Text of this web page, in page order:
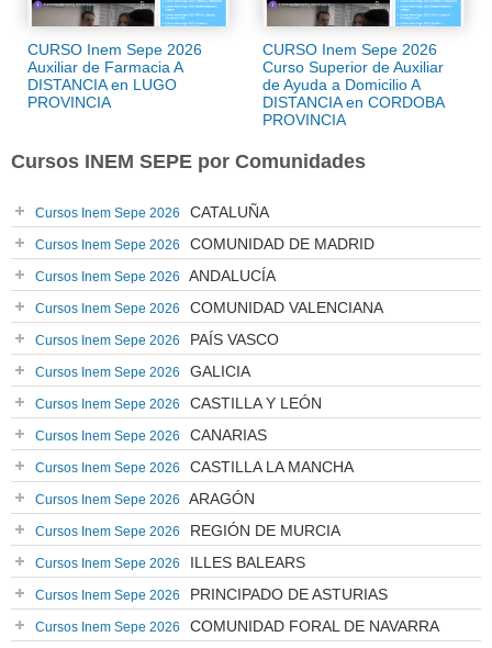
CURSO Inem Sepe 2026
Auxiliar de Farmacia A
DISTANCIA en LUGO
PROVINCIA
CURSO Inem Sepe 2026
Curso Superior de Auxiliar
de Ayuda a Domicilio A
DISTANCIA en CORDOBA
PROVINCIA
Cursos INEM SEPE por Comunidades
Cursos Inem Sepe 2026 CATALUÑA
Cursos Inem Sepe 2026 COMUNIDAD DE MADRID
Cursos Inem Sepe 2026 ANDALUCÍA
Cursos Inem Sepe 2026 COMUNIDAD VALENCIANA
Cursos Inem Sepe 2026 PAÍS VASCO
Cursos Inem Sepe 2026 GALICIA
Cursos Inem Sepe 2026 CASTILLA Y LEÓN
Cursos Inem Sepe 2026 CANARIAS
Cursos Inem Sepe 2026 CASTILLA LA MANCHA
Cursos Inem Sepe 2026 ARAGÓN
Cursos Inem Sepe 2026 REGIÓN DE MURCIA
Cursos Inem Sepe 2026 ILLES BALEARS
Cursos Inem Sepe 2026 PRINCIPADO DE ASTURIAS
Cursos Inem Sepe 2026 COMUNIDAD FORAL DE NAVARRA